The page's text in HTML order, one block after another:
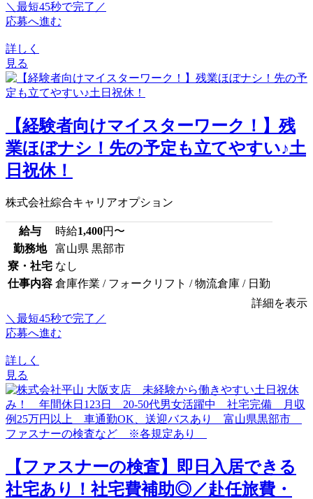
＼最短45秒で完了／
応募へ進む
詳しく
見る
【経験者向けマイスターワーク！】残
業ほぼナシ！先の予定も立てやすい♪土
日祝休！
株式会社綜合キャリアオプション
給与 時給1,400円〜
勤務地
富山県 黒部市
寮・社宅 なし
仕事内容 倉庫作業 / フォークリフト / 物流倉庫 / 日勤
詳細を表示
＼最短45秒で完了／
応募へ進む
詳しく
見る
【ファスナーの検査】即日入居できる
社宅あり！社宅費補助◎／赴任旅費・